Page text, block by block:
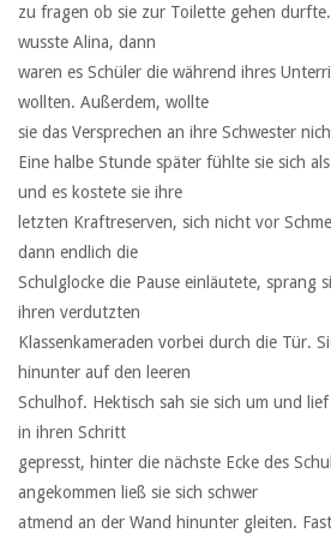
zu fragen ob sie zur Toilette gehen
wusste Alina, dann
waren es Schüler die während ihres
wollten. Außerdem, wollte
sie das Versprechen an ihre Schwester
Eine halbe Stunde später fühlte sie sich
und es kostete sie ihre
letzten Kraftreserven, sich nicht vor
dann endlich die
Schulglocke die Pause einläutete, sprang
ihren verdutzten
Klassenkameraden vorbei durch die Tür.
hinunter auf den leeren
Schulhof. Hektisch sah sie sich um und
in ihren Schritt
gepresst, hinter die nächste Ecke des
angekommen ließ sie sich schwer
atmend an der Wand hinunter gleiten.